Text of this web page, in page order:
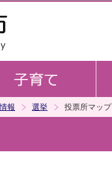
報 選挙 投票所マップ